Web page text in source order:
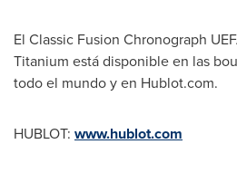
El Classic Fusion Chronograph
Titanium está disponible en las
todo el mundo y en Hublot.com.
HUBLOT: www.hublot.com